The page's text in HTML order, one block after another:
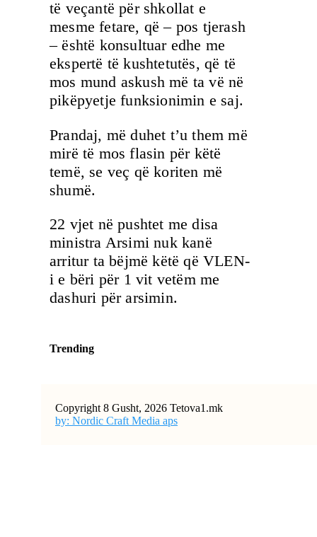
të veçantë për shkollat e
mesme fetare, që – pos tjerash
– është konsultuar edhe me
ekspertë të kushtetutës, që të
mos mund askush më ta vë në
pikëpyetje funksionimin e saj.
Prandaj, më duhet t’u them më
mirë të mos flasin për këtë
temë, se veç që koriten më
shumë.
22 vjet në pushtet me disa
ministra Arsimi nuk kanë
arritur ta bëjmë këtë që VLEN-
i e bëri për 1 vit vetëm me
dashuri për arsimin.
Trending
Copyright 8 Gusht, 2026 Tetova1.mk
by: Nordic Craft Media aps